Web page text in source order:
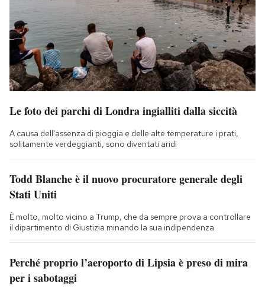
Le foto dei parchi di Londra ingialliti dalla siccità
A causa dell'assenza di pioggia e delle alte temperature i prati,
solitamente verdeggianti, sono diventati aridi
Todd Blanche è il nuovo procuratore generale degli
Stati Uniti
È molto, molto vicino a Trump, che da sempre prova a controllare
il dipartimento di Giustizia minando la sua indipendenza
Perché proprio l’aeroporto di Lipsia è preso di mira
per i sabotaggi